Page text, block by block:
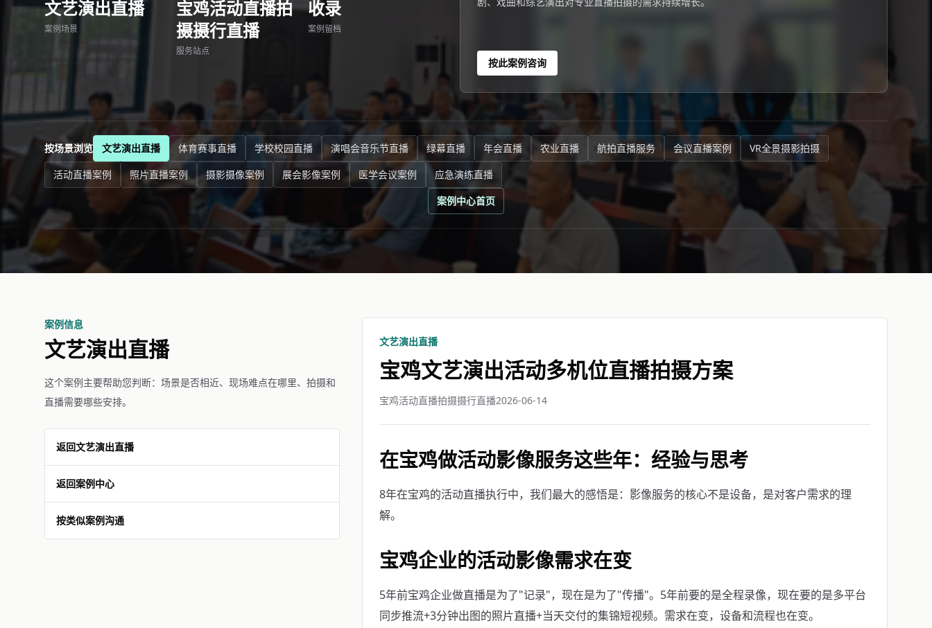
文艺演出直播
案例场景
宝鸡活动直播拍
摄摄行直播
服务站点
收录
案例留档
按此案例咨询
按场景浏览 文艺演出直播 体育赛事直播 学校校园直播 演唱会音乐节直播 绿幕直播 年会直播 农业直播 航拍直播服务 会议直播案例
VR全景摄影拍摄
活动直播案例
照片直播案例 摄影摄像案例 展会影像案例 医学会议案例
应急演练直播
案例中心首页
案例信息
文艺演出直播
这个案例主要帮助您判断：场景是否相近、现场难点在哪里、拍摄和
直播需要哪些安排。
返回文艺演出直播
返回案例中心
按类似案例沟通
文艺演出直播
宝鸡文艺演出活动多机位直播拍摄方案
宝鸡活动直播拍摄摄行直播2026-06-14
在宝鸡做活动影像服务这些年：经验与思考
8年在宝鸡的活动直播执行中，我们最大的感悟是：影像服务的核心不是设备，是对客户需求的理
解。
宝鸡企业的活动影像需求在变
5年前宝鸡企业做直播是为了"记录"，现在是为了"传播"。5年前要的是全程录像，现在要的是多平台
同步推流+3分钟出图的照片直播+当天交付的集锦短视频。需求在变，设备和流程也在变。